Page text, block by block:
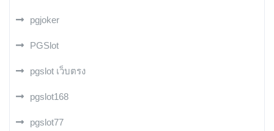
pgjoker
PGSlot
pgslot เว็บตรง
pgslot168
pgslot77